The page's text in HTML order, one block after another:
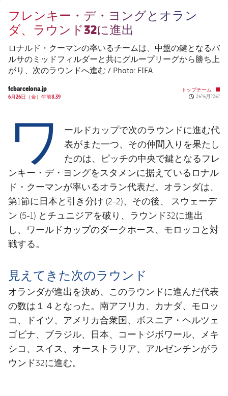
結果
順位表
スケジュール
チケット
結果
順位表
PLUSICON
LABEL.ARIA.PLUS
トップチーム
plusicon
label.aria.plus
スケジュール
チケット
結果
順位表
PLUSICON
LABEL.ARIA.PLUS
スケジュール
チケット
結果
順位表
フレンキー・デ・ヨングとオラン
ダ、ラウンド32に進出
ロナルド・クーマンの率いるチームは、中盤の鍵となるバ
ルサのミッドフィルダーと共にグループリーグから勝ち上
がり、次のラウンドへ進む / Photo: FIFA
fcbarcelona.jp
6月26日（金）午前8.39
トップチーム
Published
26?6月?26?
ワ
ールドカップで次のラウンドに進む代
表がまた一つ、その仲間入りを果たし
たのは、ピッチの中央で鍵となるフレ
ンキー・デ・ヨングをスタメンに据えているロナル
ド・クーマンが率いるオラン代表だ。オランダは、
第1節に日本と引き分け (2-2)、その後、 スウェーデ
ン (5-1) とチュニジアを破り、ラウンド32に進出
し、ワールドカップのダークホース、モロッコと対
戦する。
見えてきた次のラウンド
オランダが進出を決め、このラウンドに進んだ代表
の数は１４となった。南アフリカ、カナダ、モロッ
コ、ドイツ、アメリカ合衆国、ボスニア・ヘルツェ
ゴビナ、ブラジル、日本、コートジボワール、メキ
シコ、スイス、オーストラリア、アルゼンチンがラ
ウンド32に進む。